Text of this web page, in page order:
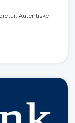
Autentiske